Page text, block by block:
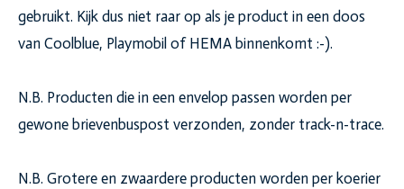
gebruikt. Kijk dus niet raar op als je product in een doos
van Coolblue, Playmobil of HEMA binnenkomt :-).
N.B. Producten die in een envelop passen worden per
gewone brievenbuspost verzonden, zonder track-n-trace.
N.B. Grotere en zwaardere producten worden per koerier